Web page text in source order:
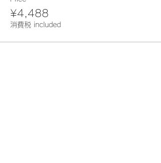
¥4,488
消費税 included